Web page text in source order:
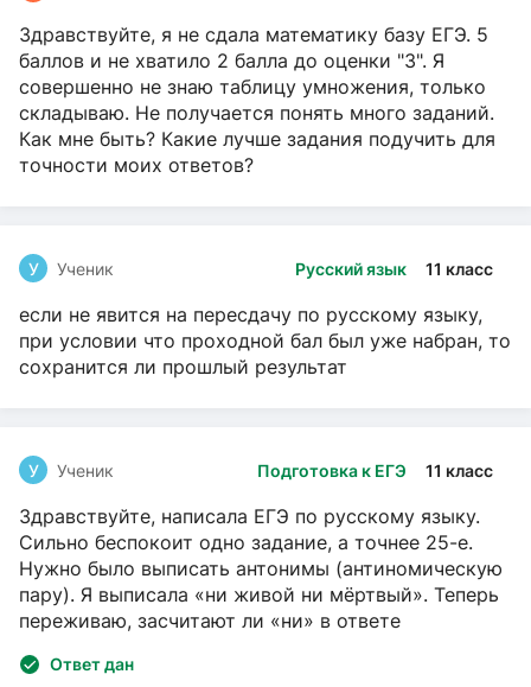
Здравствуйте, я не сдала математику базу ЕГЭ. 5
баллов и не хватило 2 балла до оценки "3". Я
совершенно не знаю таблицу умножения, только
складываю. Не получается понять много заданий.
Как мне быть? Какие лучше задания подучить для
точности моих ответов?
Русский язык 11 класс
У Ученик
если не явится на пересдачу по русскому языку,
при условии что проходной бал был уже набран, то
сохранится ли прошлый результат
Подготовка к ЕГЭ 11 класс
У Ученик
Здравствуйте, написала ЕГЭ по русскому языку.
Сильно беспокоит одно задание, а точнее 25-е.
Нужно было выписать антонимы (антиномическую
пару). Я выписала «ни живой ни мёртвый». Теперь
переживаю, засчитают ли «ни» в ответе
Ответ дан